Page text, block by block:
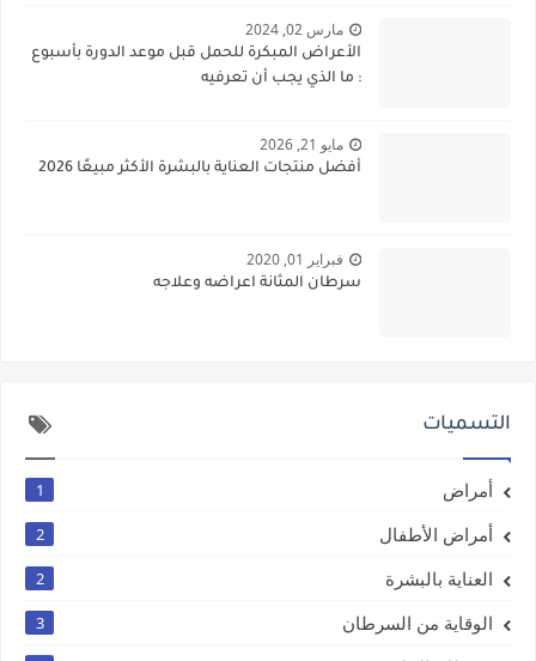
مارس 02, 2024
الأعراض المبكرة للحمل قبل موعد الدورة بأسبوع
: ما الذي يجب أن تعرفيه
مايو 21, 2026
أفضل منتجات العناية بالبشرة الأكثر مبيعًا 2026
فبراير 01, 2020
سرطان المثانة اعراضه وعلاجه
التسميات
أمراض 1
أمراض الأطفال 2
العناية بالبشرة 2
الوقاية من السرطان 3